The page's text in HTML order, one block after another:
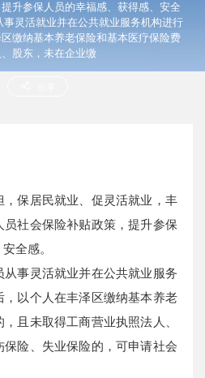
升参保人员的幸福感、获得感、安全
灵活就业并在公共就业服务机构进行
缴纳基本养老保险和基本医疗保险费
股东，未在企业缴
，保居民就业、促灵活就业，丰
社会保险补贴政策，提升参保
全感。
事灵活就业并在公共就业服务
以个人在丰泽区缴纳基本养老
且未取得工商营业执照法人、
保险、失业保险的，可申请社会